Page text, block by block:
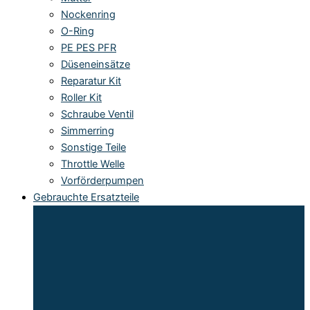
Nockenring
O-Ring
PE PES PFR
Düseneinsätze
Reparatur Kit
Roller Kit
Schraube Ventil
Simmerring
Sonstige Teile
Throttle Welle
Vorförderpumpen
Gebrauchte Ersatzteile